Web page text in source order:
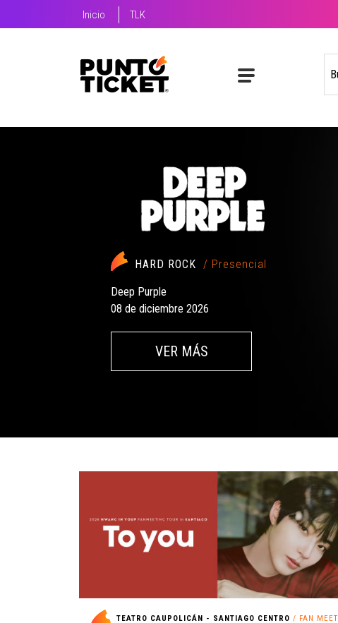
Inicio TLK
JAZZ-ROCK / Presencial
Jamiroquai
15 de septiembre 2026
VER MÁS
TEATRO CAUPOLICÁN - SANTIAGO CENTRO / FAN MEETING